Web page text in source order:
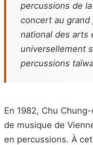
percussions de
concert au grand
national des arts
universellement
percussions
En 1982, Chu
de musique de
en percussions. À